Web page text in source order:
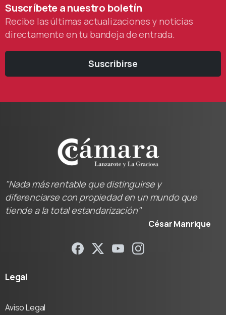
Suscríbeteanuestro boletín
Recibe las últimas actualizaciones y noticias
directamente en tu bandeja de entrada.
Suscribirse
"Nada más rentable que distinguirse y
diferenciarse con propiedad en un mundo que
tiende a la total estandarización"
César Manrique
Legal
Aviso Legal